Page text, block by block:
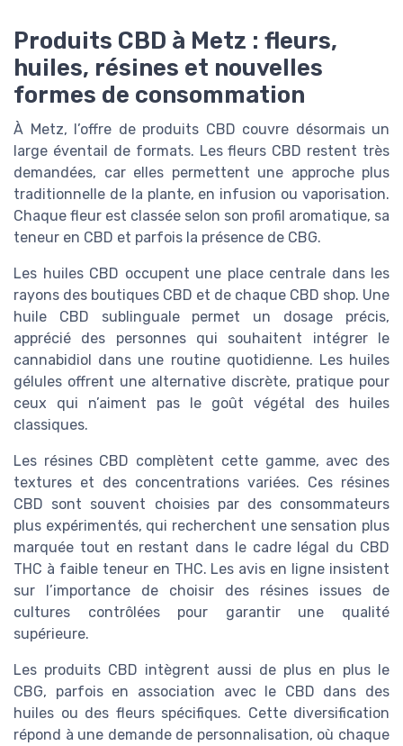
Produits CBD à Metz : fleurs,
huiles, résines et nouvelles
formes de consommation
À Metz, l’offre de produits CBD couvre désormais un
large éventail de formats. Les fleurs CBD restent très
demandées, car elles permettent une approche plus
traditionnelle de la plante, en infusion ou vaporisation.
Chaque fleur est classée selon son profil aromatique, sa
teneur en CBD et parfois la présence de CBG.
Les huiles CBD occupent une place centrale dans les
rayons des boutiques CBD et de chaque CBD shop. Une
huile CBD sublinguale permet un dosage précis,
apprécié des personnes qui souhaitent intégrer le
cannabidiol dans une routine quotidienne. Les huiles
gélules offrent une alternative discrète, pratique pour
ceux qui n’aiment pas le goût végétal des huiles
classiques.
Les résines CBD complètent cette gamme, avec des
textures et des concentrations variées. Ces résines
CBD sont souvent choisies par des consommateurs
plus expérimentés, qui recherchent une sensation plus
marquée tout en restant dans le cadre légal du CBD
THC à faible teneur en THC. Les avis en ligne insistent
sur l’importance de choisir des résines issues de
cultures contrôlées pour garantir une qualité
supérieure.
Les produits CBD intègrent aussi de plus en plus le
CBG, parfois en association avec le CBD dans des
huiles ou des fleurs spécifiques. Cette diversification
répond à une demande de personnalisation, où chaque